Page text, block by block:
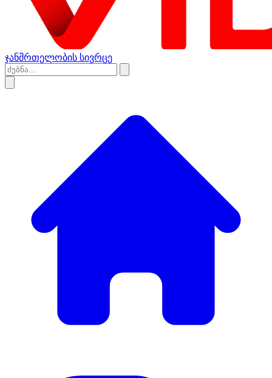
ჯანმრთელობის სივრცე